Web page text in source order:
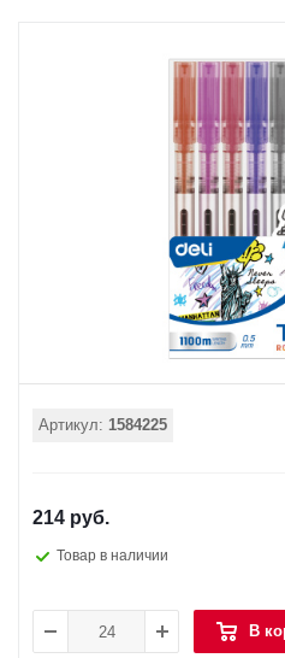
Артикул: 1584225
214 руб.
Товар в наличии
В